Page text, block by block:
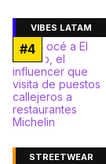
VIBES LATAM
#4
STREETWEAR